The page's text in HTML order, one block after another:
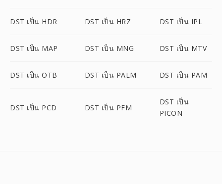
DST เป็น HDR DST เป็น HRZ DST เป็น IPL
DST เป็น MAP DST เป็น MNG DST เป็น MTV
DST เป็น OTB DST เป็น PALM DST เป็น PAM
DST เป็น PCD DST เป็น PFM
DST เป็น
PICON